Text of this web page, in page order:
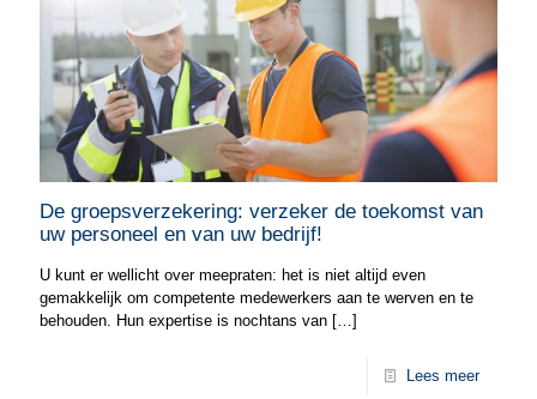
De groepsverzekering: verzeker de toekomst van
uw personeel en van uw bedrijf!
U kunt er wellicht over meepraten: het is niet altijd even
gemakkelijk om competente medewerkers aan te werven en te
behouden. Hun expertise is nochtans van […]
Lees meer